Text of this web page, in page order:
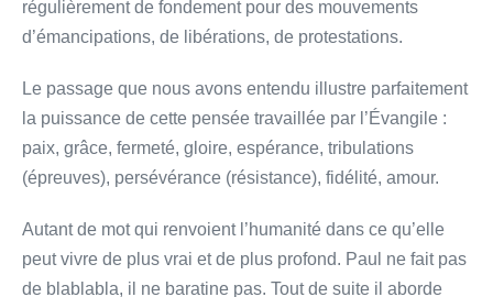
régulièrement de fondement pour des mouvements
d’émancipations, de libérations, de protestations.
Le passage que nous avons entendu illustre parfaitement
la puissance de cette pensée travaillée par l’Évangile :
paix, grâce, fermeté, gloire, espérance, tribulations
(épreuves), persévérance (résistance), fidélité, amour.
Autant de mot qui renvoient l’humanité dans ce qu’elle
peut vivre de plus vrai et de plus profond. Paul ne fait pas
de blablabla, il ne baratine pas. Tout de suite il aborde